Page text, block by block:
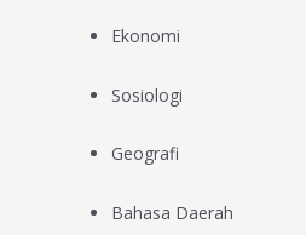
Ekonomi
Sosiologi
Geografi
Bahasa Daerah